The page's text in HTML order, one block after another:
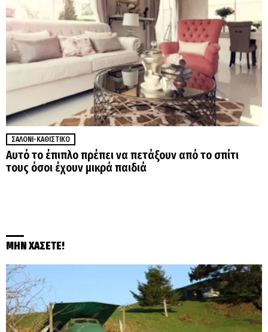
ΣΑΛΌΝΙ-ΚΑΘΙΣΤΙΚΌ
Αυτό το έπιπλο πρέπει να πετάξουν από το σπίτι
τους όσοι έχουν μικρά παιδιά
ΜΗΝ ΧΑΣΕΤΕ!